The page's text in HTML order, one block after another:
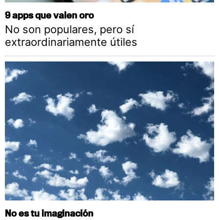
9 apps que valen oro
No son populares, pero sí
extraordinariamente útiles
No es tu imaginación